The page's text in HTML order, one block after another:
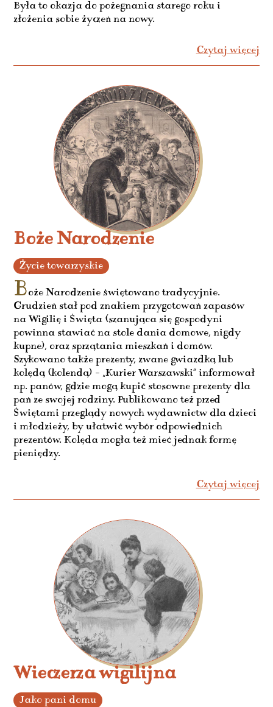
Była to okazja do pożegnania starego roku i
złożenia sobie życzeń na nowy.
Czytaj więcej
Boże Narodzenie
Życie towarzyskie
Boże Narodzenie świętowano tradycyjnie.
Grudzień stał pod znakiem przygotowań zapasów
na Wigilię i Święta (szanująca się gospodyni
powinna stawiać na stole dania domowe, nigdy
kupne), oraz sprzątania mieszkań i domów.
Szykowano także prezenty, zwane gwiazdką lub
kolędą (kolendą) – „Kurier Warszawski” informował
np. panów, gdzie mogą kupić stosowne prezenty dla
pań ze swojej rodziny. Publikowano też przed
Świętami przeglądy nowych wydawnictw dla dzieci
i młodzieży, by ułatwić wybór odpowiednich
prezentów. Kolęda mogła też mieć jednak formę
pieniędzy.
Czytaj więcej
Wieczerza wigilijna
Jako pani domu